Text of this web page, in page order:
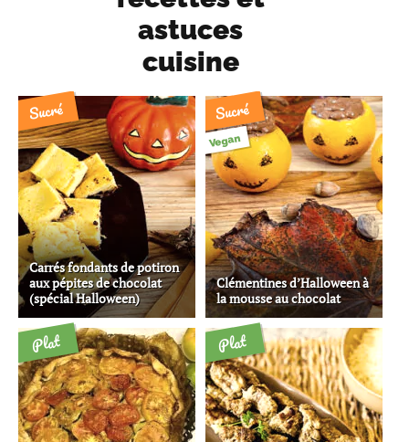
astuces
cuisine
Sucré
Carrés fondants de potiron
aux pépites de chocolat
(spécial Halloween)
Sucré
Vegan
Clémentines d’Halloween à
la mousse au chocolat
Plat Plat